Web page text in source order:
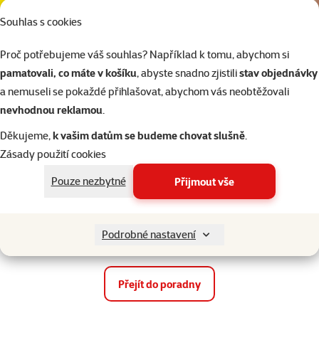
Souhlas s cookies
Proč potřebujeme váš souhlas? Například k tomu, abychom si
pamatovali, co máte v košíku, abyste snadno zjistilistav objednávky
a nemuseli se pokaždé přihlašovat, abychom vás neobtěžovali
nevhodnou reklamou.
Děkujeme,k vašim datům se budeme chovat slušně.
Zásady použití cookies
Pouze nezbytné
Přijmout vše
Podrobné nastavení
tipy
Přejít do poradny